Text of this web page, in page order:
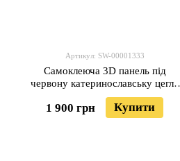
Артикул: SW-00001333
Самоклеюча 3D панель під
червону катеринославську цеглу
19600x700x3мм SW-00001333
1 900 грн Купити